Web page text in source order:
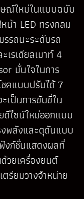
ษณ์ใหม่ในแบบฉบับ
น้า LED ทรงกลม
รถนะระดับรถ
รเดียลเมาท์ 4
มั่นใจในการ
ชคแบบปรับได้ 7
เป็นการขับขี่ใน
ดีไซน์ใหม่ออกแบบ
งพลังและดุดันแบบ
งก์ชั่นแสดงผลที่
วยเครื่องยนต์
รียมวางจำหน่าย